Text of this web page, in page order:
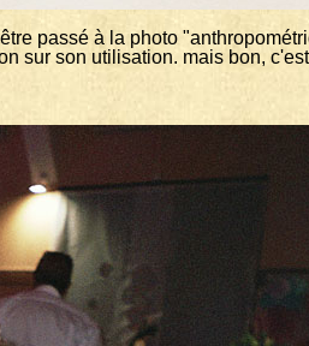
passé à la photo
sur son utilisation. mais bon,